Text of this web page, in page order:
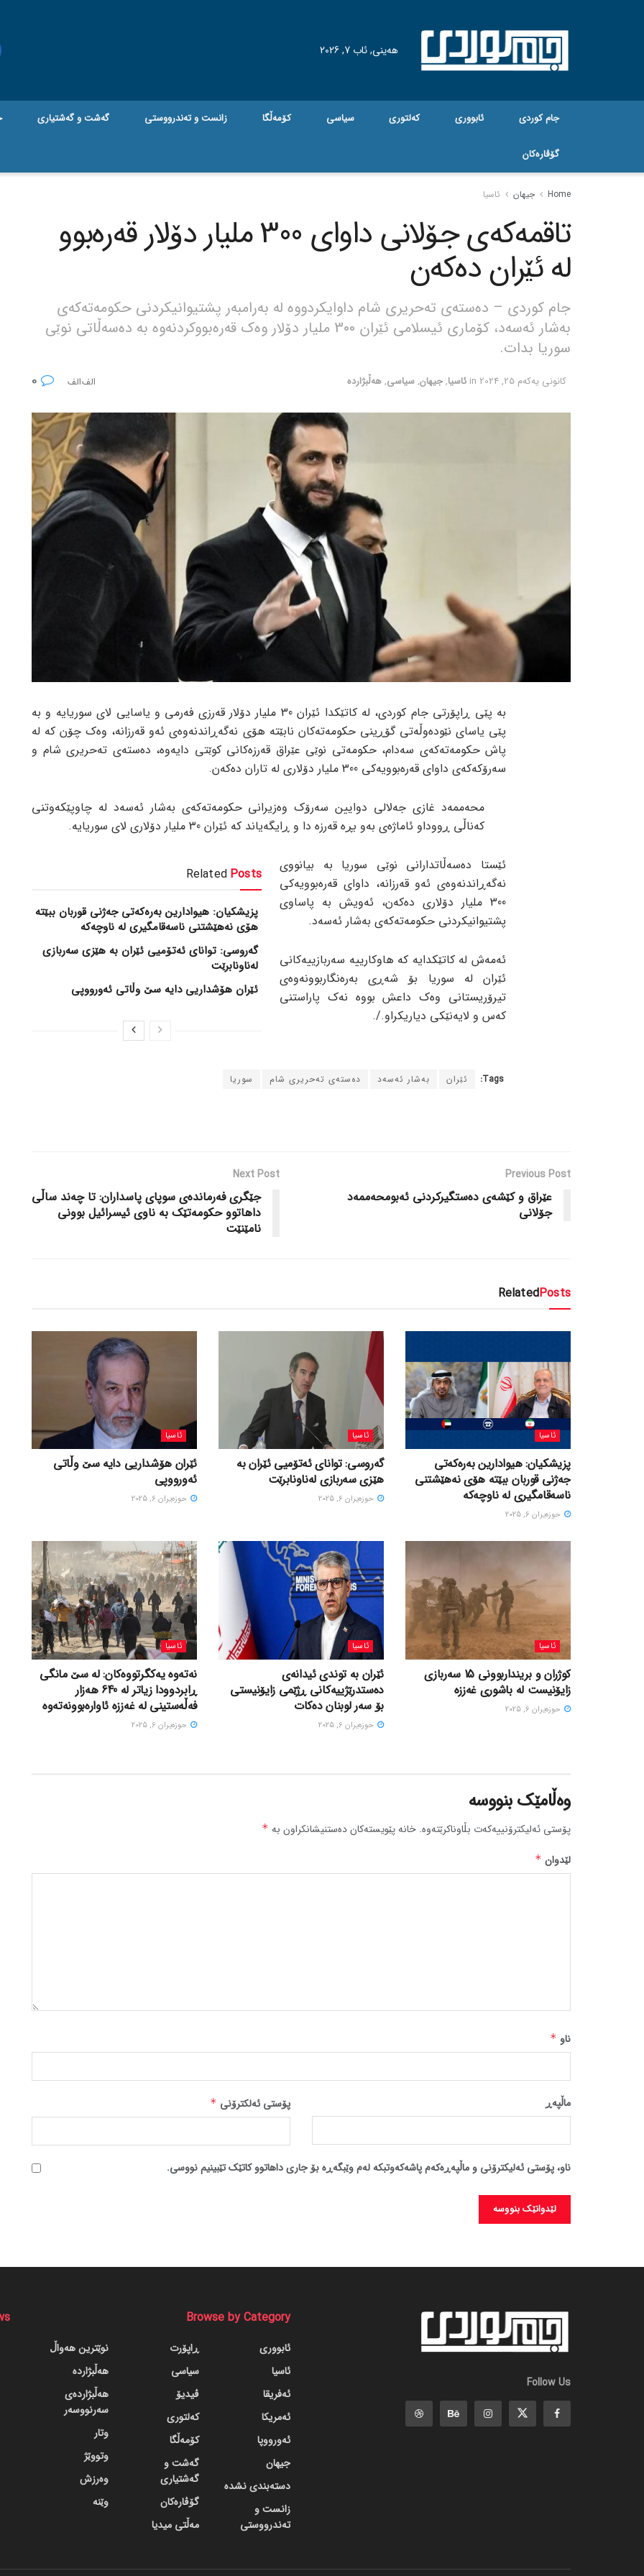
هه‌ینی, ئاب 7, 2026
جام کوردی ئابووری کەلتوری سیاسی کۆمەڵگا زانست و تەندرووستی گه‌شت و گه‌شتیاری
گۆڤاره‌کان
Home جیهان ئاسیا
تاقمەکەی جۆلانی داوای 300 ملیار دۆلار قەرەبوو
لە ئێران دەکەن
جام کوردی – دەستەی تەحریری شام داوایکردووە لە بەرامبەر پشتیوانیکردنی حکومەتەکەی
بەشار ئەسەد، کۆماری ئیسلامی ئێران 300 ملیار دۆلار وەک قەرەبووکردنەوە بە دەسەڵاتی نوێی
سوریا بدات.
كانونی یه‌كه‌م 25, 2024 in ئاسیا,جیهان,سیاسی,هەڵبژاردە
بە پێی ڕاپۆرتی جام کوردی، لە کاتێکدا ئێران 30 ملیار دۆلار قەرزی فەرمی و یاسایی لای سوریایە و بە
پێی یاسای نێودەوڵەتی گۆڕینی حکومەتەکان نابێتە هۆی نەگەڕاندنەوەی ئەو قەرزانە، وەک چۆن کە لە
پاش حکومەتەکەی سەدام، حکومەتی نوێی عێراق قەرزەکانی کوێتی دایەوە، دەستەی تەحریری شام و
سەرۆکەکەی داوای قەرەبوویەکی 300 ملیار دۆلاری لە تاران دەکەن.
محەممەد غازی جەلالی دوایین سەرۆک وەزیرانی حکومەتەکەی بەشار ئەسەد لە چاوپێکەوتنی
کەناڵی ڕووداو ئاماژەی بەو بڕە قەرزە دا و ڕایگەیاند کە ئێران 30 ملیار دۆلاری لای سوریایە.
Related Posts
پزیشکیان: هیوادارین بەرەکەتی جەژنی قوربان ببێتە
هۆی نەهێشتنی ناسەقامگیری لە ناوچەکە
گەروسی: توانای ئەتۆمیی ئێران بە هێزی سەربازی
لەناونابرێت
ئێران هۆشداریی دایە سێ وڵاتی ئەورووپی
ئێستا دەسەڵاتدارانی نوێی سوریا بە بیانووی
نەگەڕاندنەوەی ئەو قەرزانە، داوای قەرەبوویەکی
300 ملیار دۆلاری دەکەن، ئەویش بە پاساوی
پشتیوانیکردنی حکومەتەکەی بەشار ئەسەد.
ئەمەش لە کاتێکدایە کە هاوکارییە سەربازییەکانی
ئێران لە سوریا بۆ شەڕی بەرەنگاربوونەوەی
تیرۆریستانی وەک داعش بووە نەک پاراستنی
کەس و لایەنێکی دیاریکراو./.
Tags: ئێران بەشار ئەسەد دەستەی تەحریری شام سوریا
Previous Post
عێراق و کێشەی دەستگیرکردنی ئەبومحەممەد
جۆلانی
Next Post
جێگری فەرماندەی سوپای پاسداران: تا چەند ساڵی
داهاتوو حکومەتێک بە ناوی ئیسرائیل بوونی
نامێنێت
RelatedPosts
ئاسیا
پزیشکیان: هیوادارین بەرەکەتی
جەژنی قوربان ببێتە هۆی نەهێشتنی
ناسەقامگیری لە ناوچەکە
حوزه‌یران 6, 2025
ئاسیا
گەروسی: توانای ئەتۆمیی ئێران بە
هێزی سەربازی لەناونابرێت
حوزه‌یران 6, 2025
ئاسیا
ئێران هۆشداریی دایە سێ وڵاتی
ئەورووپی
حوزه‌یران 6, 2025
ئاسیا
کوژران و برینداربوونی 15 سەربازی
زایۆنیست لە باشوری غەززە
حوزه‌یران 6, 2025
ئاسیا
ئێران بە توندی ئیدانەی
دەستدرێژییەکانی ڕژێمی زایۆنیستی
بۆ سەر لوبنان دەکات
حوزه‌یران 6, 2025
ئاسیا
نەتەوە یەکگرتووەکان: لە سێ مانگی
ڕابردوودا زیاتر لە 640 هەزار
فەڵەستینی لە غەززە ئاوارەبوونەتەوە
حوزه‌یران 6, 2025
وەڵامێک بنووسە
پۆستی ئەلیکترۆنییەکەت بڵاوناکرێتەوە. خانە پێویستەکان دەستنیشانکراون بە *
لێدوان *
ناو *
پۆستی ئەلکترۆنی * ماڵپه‌ڕ
ناو، پۆستی ئەلیکترۆنی و ماڵپەڕەکەم پاشەکەوتبکە لەم وێبگەڕە بۆ جاری داهاتوو کاتێک تێبینیم نووسی.
Follow Us
Browse by Category
ئابووری
ئاسیا
ئەفریقا
ئەمریکا
ئەورووپا
جیهان
دسته‌بندی نشده
زانست و
تەندرووستی
ڕاپۆرت
سیاسی
ڤیدیۆ
کەلتوری
کۆمەڵگا
گه‌شت و
گه‌شتیاری
گۆڤاره‌کان
مەڵتی میدیا
نوێترین هەواڵ
هەڵبژاردە
هەڵبژاردەی
سەرنووسەر
وتار
وتووێژ
وەرزش
وێنە